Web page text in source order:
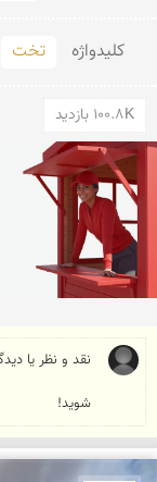
کلید‌واژه تخت
100.8K بازدید